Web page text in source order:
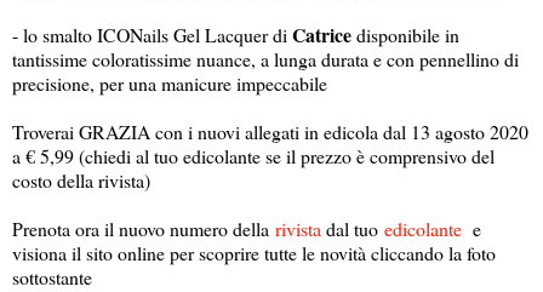
- lo smalto ICONails Gel Lacquer di Catricedisponibile in
tantissime coloratissime nuance, a lunga durata e con pennellino di
precisione, per una manicure impeccabile
Troverai GRAZIA con i nuovi allegati in edicola dal 13 agosto 2020
a € 5,99 (chiedi al tuo edicolante se il prezzo è comprensivo del
costo della rivista)
Prenota ora il nuovo numero della rivista dal tuo edicolante e
visiona il sito online per scoprire tutte le novità cliccando la foto
sottostante